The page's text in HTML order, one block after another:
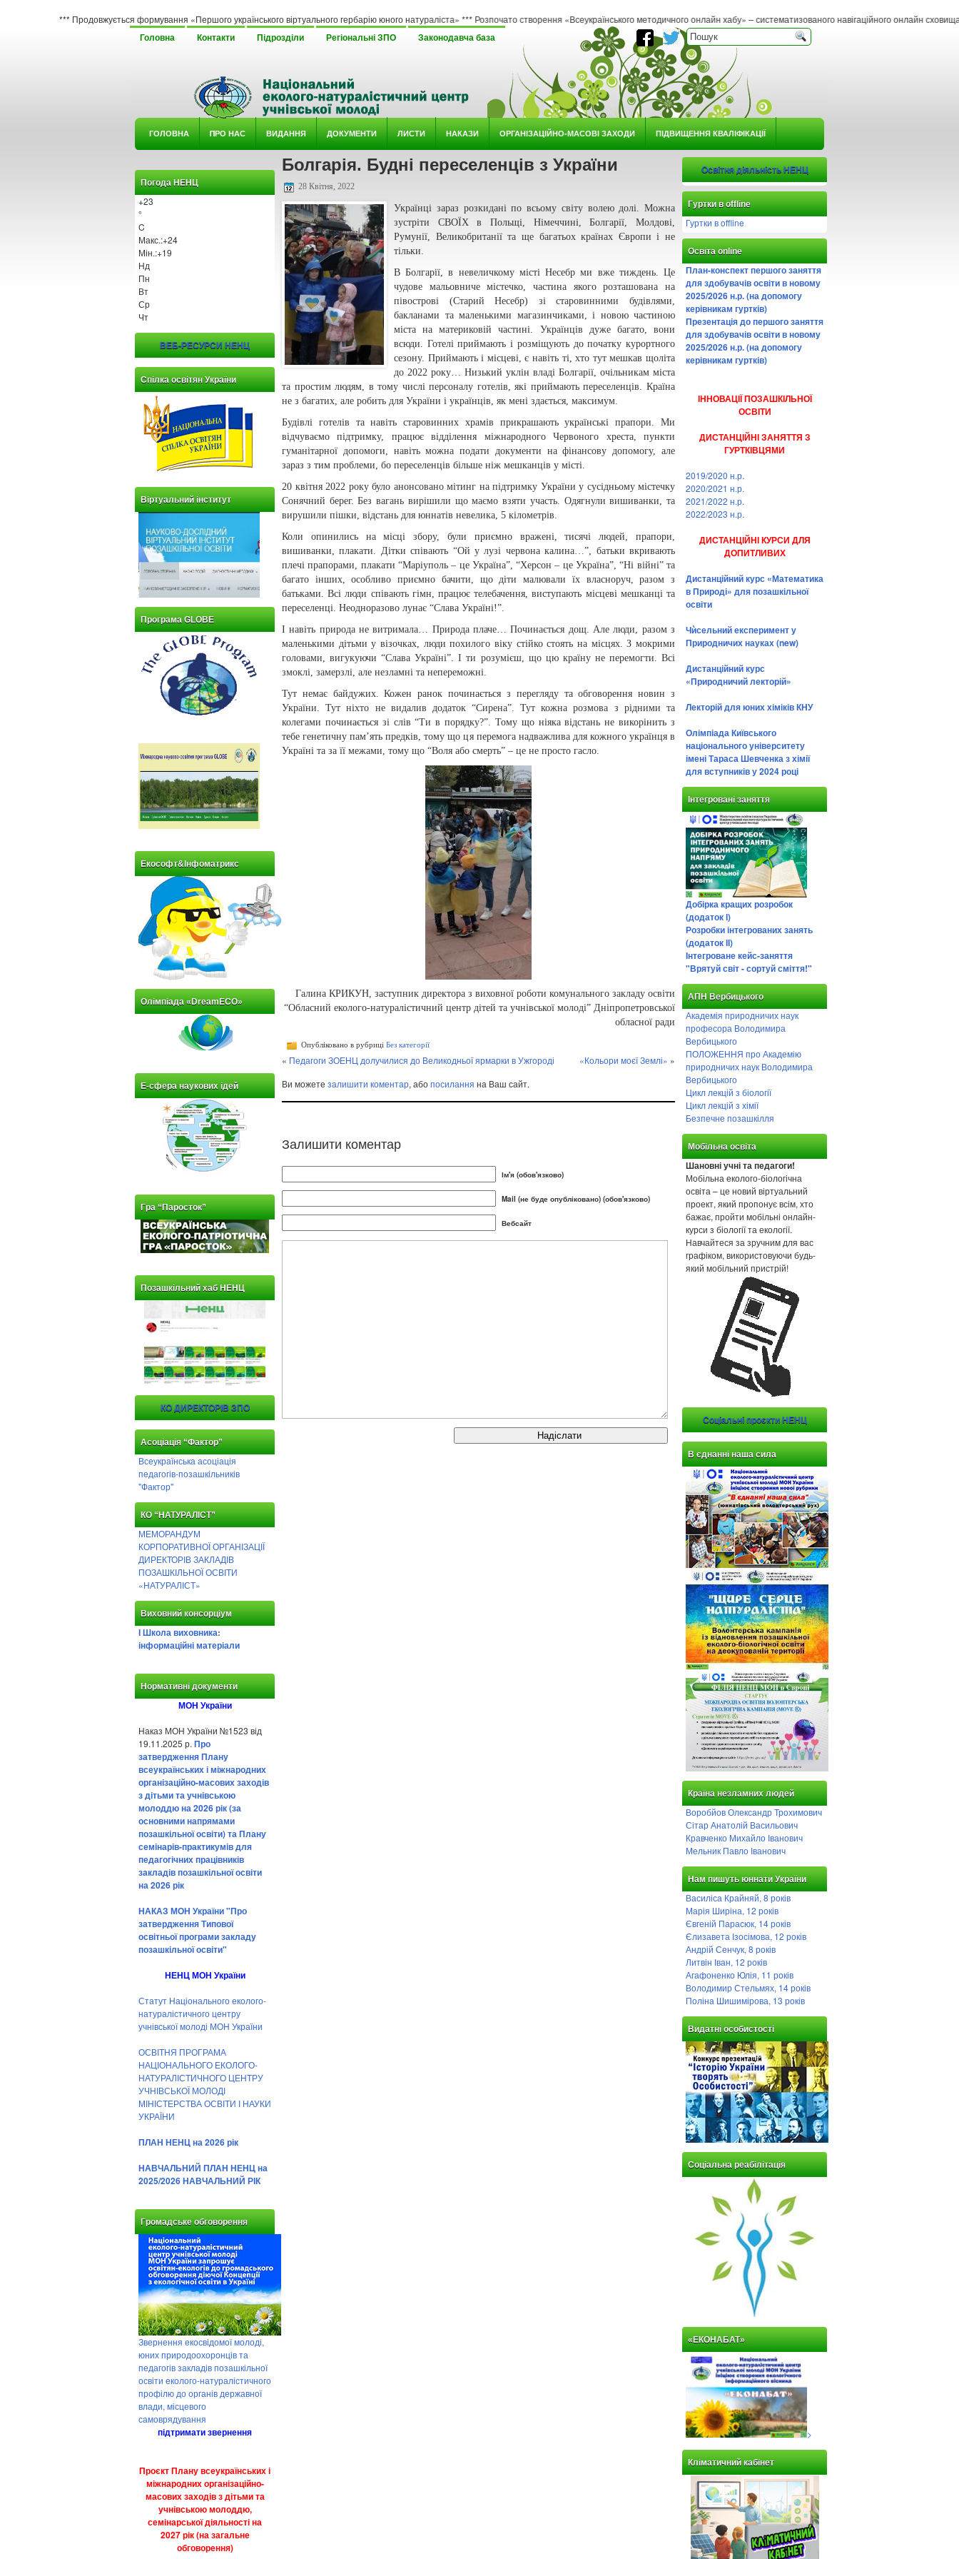
*** Продовжується формування «Першого українського віртуального гербарію юного натураліста» *** Розпочато створення «Всеукраїнського методичного онлайн хабу» – систематизованого навігаційного онлайн сховища
Головна Контакти Підрозділи Регіональні ЗПО Законодавча база
ГОЛОВНА ΠРО НАС ВИДАННЯ ДОКУМЕНТИ ЛИСТИ НАКАЗИ ОРГАНІЗАЦІЙНО-МАСОВІ ЗАХОДИ ПІДВИЩЕННЯ КВАЛІФІКАЦІЇ
Погода НЕНЦ
+23
°
C
Макс.:+24
Мін.:+19
Нд
Пн
Вт
Ср
Чт
ВЕБ-РЕСУРСИ НЕНЦ
Спілка освітян України
Віртуальний інститут
Програма GLOBE
Екософт&Інфоматрикс
Олімпіада «DreamECO»
Е-сфера наукових ідей
Гра “Паросток”
Позашкільний хаб НЕНЦ
КО ДИРЕКТОРІВ ЗПО
Асоціація “Фактор”
Всеукраїнська асоціація
педагогів-позашкільників
"Фактор"
КО “НАТУРАЛІСТ”
МЕМОРАНДУМ
КОРПОРАТИВНОЇ ОРГАНІЗАЦІЇ
ДИРЕКТОРІВ ЗАКЛАДІВ
ПОЗАШКІЛЬНОЇ ОСВІТИ
«НАТУРАЛІСТ»
Виховний консорціум
І Школа виховника:
інформаційні матеріали
Нормативні документи
МОН України
Наказ МОН України №1523 від
19.11.2025 р. Про
затвердження Плану
всеукраїнських і міжнародних
організаційно-масових заходів
з дітьми та учнівською
молоддю на 2026 рік (за
основними напрямами
позашкільної освіти) та Плану
семінарів-практикумів для
педагогічних працівників
закладів позашкільної освіти
на 2026 рік
НАКАЗ МОН України "Про
затвердження Типової
освітньої програми закладу
позашкільної освіти"
НЕНЦ МОН України
Статут Національного еколого-
натуралістичного центру
учнівської молоді МОН України
ОСВІТНЯ ПРОГРАМА
НАЦІОНАЛЬНОГО ЕКОЛОГО-
НАТУРАЛІСТИЧНОГО ЦЕНТРУ
УЧНІВСЬКОЇ МОЛОДІ
МІНІСТЕРСТВА ОСВІТИ І НАУКИ
УКРАЇНИ
ПЛАН НЕНЦ на 2026 рік
НАВЧАЛЬНИЙ ПЛАН НЕНЦ на
2025/2026 НАВЧАЛЬНИЙ РІК
Громадське обговорення
Звернення екосвідомої молоді,
юних природоохоронців та
педагогів закладів позашкільної
освіти еколого-натуралістичного
профілю до органів державної
влади, місцевого
самоврядування
підтримати звернення
Проєкт Плану всеукраїнських і
міжнародних організаційно-
масових заходів з дітьми та
учнівською молоддю,
семінарської діяльності на
2027 рік (на загальне
обговорення)
Болгарія. Будні переселенців з України
28 Квітня, 2022
Українці зараз розкидані по всьому світу волею долі. Можна
зустріти СВОЇХ в Польщі, Німеччині, Болгарії, Молдові,
Румунії, Великобританії та ще багатьох країнах Європи і не
тільки.
В Болгарії, в невеличкому місті Несебр ми вже тиждень. Це
чудове мальовниче містечко, частина якого розташована на
півострові (Старий Несебр) зі старовинними будівлями,
бакланами та маленькими магазинчиками, і новою частиною
міста на материковій частині. Українців дуже багато, вони
всюди. Готелі приймають і розміщують до початку курортного
сезону. Приймають і місцеві, є навіть ті, хто тут мешкав щоліта
до 2022 року… Низький уклін владі Болгарії, очільникам міста
та простим людям, в тому числі персоналу готелів, які приймають переселенців. Країна
не з багатих, але робить для України і українців, як мені здається, максимум.
Будівлі готелів та навіть старовинних храмів прикрашають українські прапори. Ми
відчуваємо підтримку, працює відділення міжнародного Червоного хреста, пункти
гуманітарної допомоги, навіть можна подати документи на фінансову допомогу, але
зараз з тим проблеми, бо переселенців більше ніж мешканців у місті.
20 квітня 2022 року було анонсовано мітинг на підтримку України у сусідньому містечку
Сонячний берег. Без вагань вирішили що маємо взяти участь. Одягнули вишиванки, та
вирушили пішки, відстань для юннатів невелика, 5 кілометрів.
Коли опинились на місці збору, були приємно вражені, тисячі людей, прапори,
вишиванки, плакати. Дітки співають “Ой у лузі червона калина…”, батьки вкривають
плечі прапорами, плакати “Маріуполь – це Україна”, “Херсон – це Україна”, “Ні війні” та
багато інших, особливо приємно бачити, що діти малювали їх власноруч, разом з
батьками. Всі люди співають гімн, працює телебачення, виступають місцеві мешканці та
переселенці. Неодноразово лунає “Слава Україні!”.
І навіть природа не витримала… Природа плаче… Починається дощ. Але люди, разом з
маленькими дітьми у візочках, люди похилого віку стійко стоять на місцях. З мокрими
головами, вигукуючи “Слава Україні”. І ти розумієш, що цю країну не перемогти. Всі
змоклі, замерзлі, але незламні та непереможні.
Тут немає байдужих. Кожен ранок починається з перегляду та обговорення новин з
України. Тут ніхто не видалив додаток “Сирена”. Тут кожна розмова з рідними та
колегами починається зі слів “Ти в порядку?”. Тому що ніяка відстань не викорінить з
тебе генетичну пам’ять предків, тому що ця перемога надважлива для кожного українця в
Україні та за її межами, тому що “Воля або смерть” – це не просто гасло.
Галина КРИКУН, заступник директора з виховної роботи комунального закладу освіти
“Обласний еколого-натуралістичний центр дітей та учнівської молоді” Дніпропетровської
обласної ради
Опубліковано в рубриці Без категорії
« Педагоги ЗОЕНЦ долучилися до Великодньої ярмарки в Ужгороді «Кольори моєї Землі» »
Ви можете залишити коментар, абопосилання на Ваш сайт.
Залишити коментар
Ім'я (обов'язково)
Mail (не буде опубліковано) (обов'язково)
Вебсайт
Освітня діяльність НЕНЦ
Гуртки в offline
Гуртки в offline
Освіта online
План-конспект першого заняття
для здобувачів освіти в новому
2025/2026 н.р. (на допомогу
керівникам гуртків)
Презентація до першого заняття
для здобувачів освіти в новому
2025/2026 н.р. (на допомогу
керівникам гуртків)
ІННОВАЦІЇ ПОЗАШКІЛЬНОЇ
ОСВІТИ
ДИСТАНЦІЙНІ ЗАНЯТТЯ З
ГУРТКІВЦЯМИ
2019/2020 н.р.
2020/2021 н.р.
2021/2022 н.р.
2022/2023 н.р.
ДИСТАНЦІЙНІ КУРСИ ДЛЯ
ДОПИТЛИВИХ
Дистанційний курс «Математика
в Природі» для позашкільної
освіти
Чѝсельний експеримент у
Природничих науках (new)
Дистанційний курс
«Природничий лекторій»
Лекторій для юних хіміків КНУ
Олімпіада Київського
національного університету
імені Тараса Шевченка з хімії
для вступників у 2024 році
Інтегровані заняття
Добірка кращих розробок
(додаток І)
Розробки інтегрованих занять
(додаток ІІ)
Інтегроване кейс-заняття
"Врятуй світ - сортуй сміття!"
АПН Вербицького
Академія природничих наук
професора Володимира
Вербицького
ПОЛОЖЕННЯ про Академію
природничих наук Володимира
Вербицького
Цикл лекцій з біології
Цикл лекцій з хімії
Безпечне позашкілля
Мобільна освіта
Шановні учні та педагоги!
Мобільна еколого-біологічна
освіта – це новий віртуальний
проект, який пропонує всім, хто
бажає, пройти мобільні онлайн-
курси з біології та екології.
Навчайтеся за зручним для вас
графіком, використовуючи будь-
який мобільний пристрій!
Соціальні проєкти НЕНЦ
В єднанні наша сила
Країна незламних людей
Воробйов Олександр Трохимович
Сітар Анатолій Васильович
Кравченко Михайло Іванович
Мельник Павло Іванович
Нам пишуть юннати України
Василіса Крайняй, 8 років
Марія Ширіна, 12 років
Євгеній Парасюк, 14 років
Єлизавета Ізосімова, 12 років
Андрій Сенчук, 8 років
Литвін Іван, 12 років
Агафоненко Юлія, 11 років
Володимир Стельмях, 14 років
Поліна Шишимірова, 13 років
Видатні особистості
Соціальна реабілітація
«ЕКОНАБАТ»
>
Кліматичний кабінет